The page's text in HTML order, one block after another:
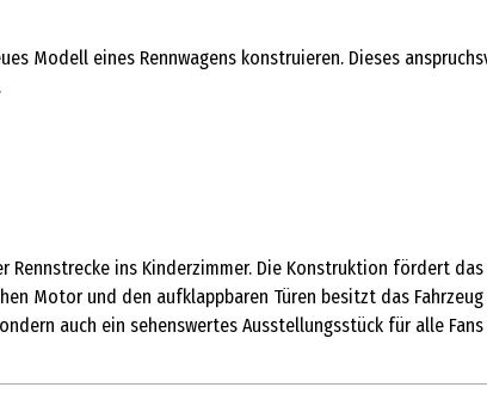
Modell eines Rennwagens konstruieren. Dieses
ins Kinderzimmer. Die Konstruktion fördert
Motor und den aufklappbaren Türen besitzt das
auch ein sehenswertes Ausstellungsstück für alle